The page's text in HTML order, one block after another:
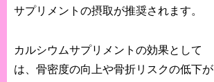
サプリメントの摂取が推奨されます。
カルシウムサプリメントの効果として
は、骨密度の向上や骨折リスクの低下が